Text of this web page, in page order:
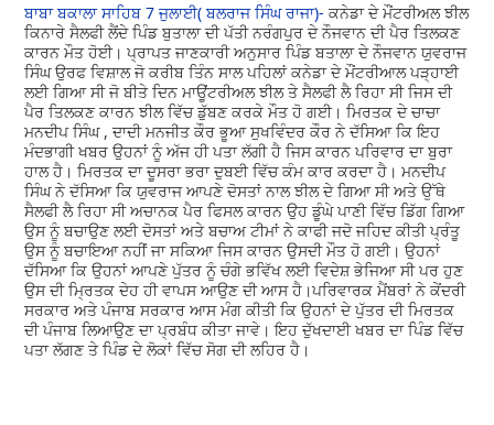
ਬਾਬਾ ਬਕਾਲਾ ਸਾਹਿਬ 7 ਜੁਲਾਈ( ਬਲਰਾਜ ਸਿੰਘ ਰਾਜਾ)-ਕਨੇਡਾ ਦੇ ਮੌਂਟਰੀਅਲ ਝੀਲ
ਕਿਨਾਰੇ ਸੈਲਫੀ ਲੈਂਦੇ ਪਿੰਡ ਬੁਤਾਲਾ ਦੀ ਪੱਤੀ ਨਰੰਗਪੁਰ ਦੇ ਨੌਜਵਾਨ ਦੀ ਪੈਰ ਤਿਲਕਣ
ਕਾਰਨ ਮੌਤ ਹੋਈ। ਪ੍ਰਾਪਤ ਜਾਣਕਾਰੀ ਅਨੁਸਾਰ ਪਿੰਡ ਬਤਾਲਾ ਦੇ ਨੌਜਵਾਨ ਯੁਵਰਾਜ
ਸਿੰਘ ਉਰਫ ਵਿਸ਼ਾਲ ਜੋ ਕਰੀਬ ਤਿੰਨ ਸਾਲ ਪਹਿਲਾਂ ਕਨੇਡਾ ਦੇ ਮੌਂਟਰੀਆਲ ਪੜ੍ਹਾਈ
ਲਈ ਗਿਆ ਸੀ ਜੋ ਬੀਤੇ ਦਿਨ ਮਾਊਂਟਰੀਅਲ ਝੀਲ ਤੇ ਸੈਲਫੀ ਲੈ ਰਿਹਾ ਸੀ ਜਿਸ ਦੀ
ਪੈਰ ਤਿਲਕਣ ਕਾਰਨ ਝੀਲ ਵਿੱਚ ਡੁੱਬਣ ਕਰਕੇ ਮੌਤ ਹੋ ਗਈ। ਮਿਰਤਕ ਦੇ ਚਾਚਾ
ਮਨਦੀਪ ਸਿੰਘ , ਦਾਦੀ ਮਨਜੀਤ ਕੌਰ ਭੂਆ ਸੁਖਵਿੰਦਰ ਕੌਰ ਨੇ ਦੱਸਿਆ ਕਿ ਇਹ
ਮੰਦਭਾਗੀ ਖਬਰ ਉਹਨਾਂ ਨੂੰ ਅੱਜ ਹੀ ਪਤਾ ਲੱਗੀ ਹੈ ਜਿਸ ਕਾਰਨ ਪਰਿਵਾਰ ਦਾ ਬੁਰਾ
ਹਾਲ ਹੈ। ਮਿਰਤਕ ਦਾ ਦੂਸਰਾ ਭਰਾ ਦੁਬਈ ਵਿੱਚ ਕੰਮ ਕਾਰ ਕਰਦਾ ਹੈ। ਮਨਦੀਪ
ਸਿੰਘ ਨੇ ਦੱਸਿਆ ਕਿ ਯੁਵਰਾਜ ਆਪਣੇ ਦੋਸਤਾਂ ਨਾਲ ਝੀਲ ਦੇ ਗਿਆ ਸੀ ਅਤੇ ਉੱਥੇ
ਸੈਲਫੀ ਲੈ ਰਿਹਾ ਸੀ ਅਚਾਨਕ ਪੈਰ ਫਿਸਲ ਕਾਰਨ ਉਹ ਡੂੰਘੇ ਪਾਣੀ ਵਿੱਚ ਡਿੱਗ ਗਿਆ
ਉਸ ਨੂੰ ਬਚਾਉਣ ਲਈ ਦੋਸਤਾਂ ਅਤੇ ਬਚਾਅ ਟੀਮਾਂ ਨੇ ਕਾਫੀ ਜਦੋ ਜਹਿਦ ਕੀਤੀ ਪ੍ਰੰਤੂ
ਉਸ ਨੂੰ ਬਚਾਇਆ ਨਹੀਂ ਜਾ ਸਕਿਆ ਜਿਸ ਕਾਰਨ ਉਸਦੀ ਮੌਤ ਹੋ ਗਈ। ਉਹਨਾਂ
ਦੱਸਿਆ ਕਿ ਉਹਨਾਂ ਆਪਣੇ ਪੁੱਤਰ ਨੂੰ ਚੰਗੇ ਭਵਿੱਖ ਲਈ ਵਿਦੇਸ਼ ਭੇਜਿਆ ਸੀ ਪਰ ਹੁਣ
ਉਸ ਦੀ ਮ੍ਰਿਤਕ ਦੇਹ ਹੀ ਵਾਪਸ ਆਉਣ ਦੀ ਆਸ ਹੈ।ਪਰਿਵਾਰਕ ਮੈਂਬਰਾਂ ਨੇ ਕੇਂਦਰੀ
ਸਰਕਾਰ ਅਤੇ ਪੰਜਾਬ ਸਰਕਾਰ ਆਸ ਮੰਗ ਕੀਤੀ ਕਿ ਉਹਨਾਂ ਦੇ ਪੁੱਤਰ ਦੀ ਮਿਰਤਕ
ਦੀ ਪੰਜਾਬ ਲਿਆਉਣ ਦਾ ਪ੍ਰਬੰਧ ਕੀਤਾ ਜਾਵੇ। ਇਹ ਦੁੱਖਦਾਈ ਖਬਰ ਦਾ ਪਿੰਡ ਵਿੱਚ
ਪਤਾ ਲੱਗਣ ਤੇ ਪਿੰਡ ਦੇ ਲੋਕਾਂ ਵਿੱਚ ਸੋਗ ਦੀ ਲਹਿਰ ਹੈ।